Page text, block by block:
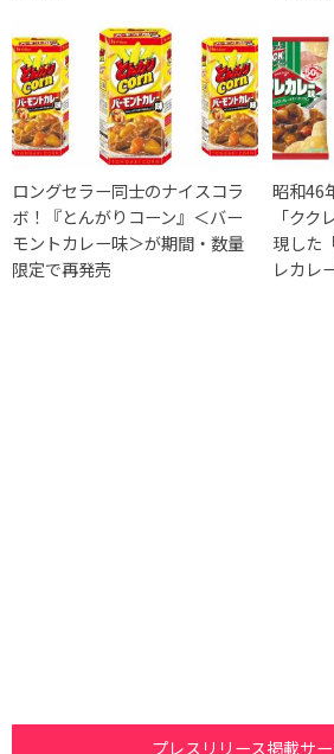
ロングセラー同士のナイスコラ
ボ！『とんがりコーン』＜バー
モントカレー味＞が期間・数量
限定で再発売
昭和46
「ク
現した
レカレ
プレスリリース掲載サ